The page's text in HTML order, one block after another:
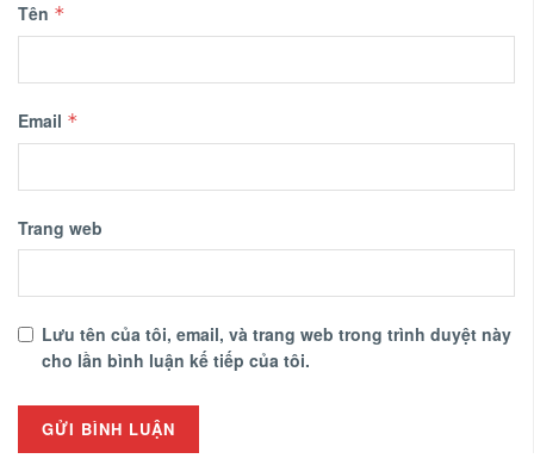
Tên *
Email *
Trang web
Lưu tên của tôi, email, và trang web trong trình duyệt này
cho lần bình luận kế tiếp của tôi.